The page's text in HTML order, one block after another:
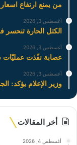
من يمنع ارتفاع اسعار
أغسطس 3, 2026
الكتل الحارة تنحسر
أغسطس 3, 2026
عصابة نفّذت
أغسطس 3, 2026
وزير الإعلام يؤكد:
أخر المقالات
أغسطس 4, 2026